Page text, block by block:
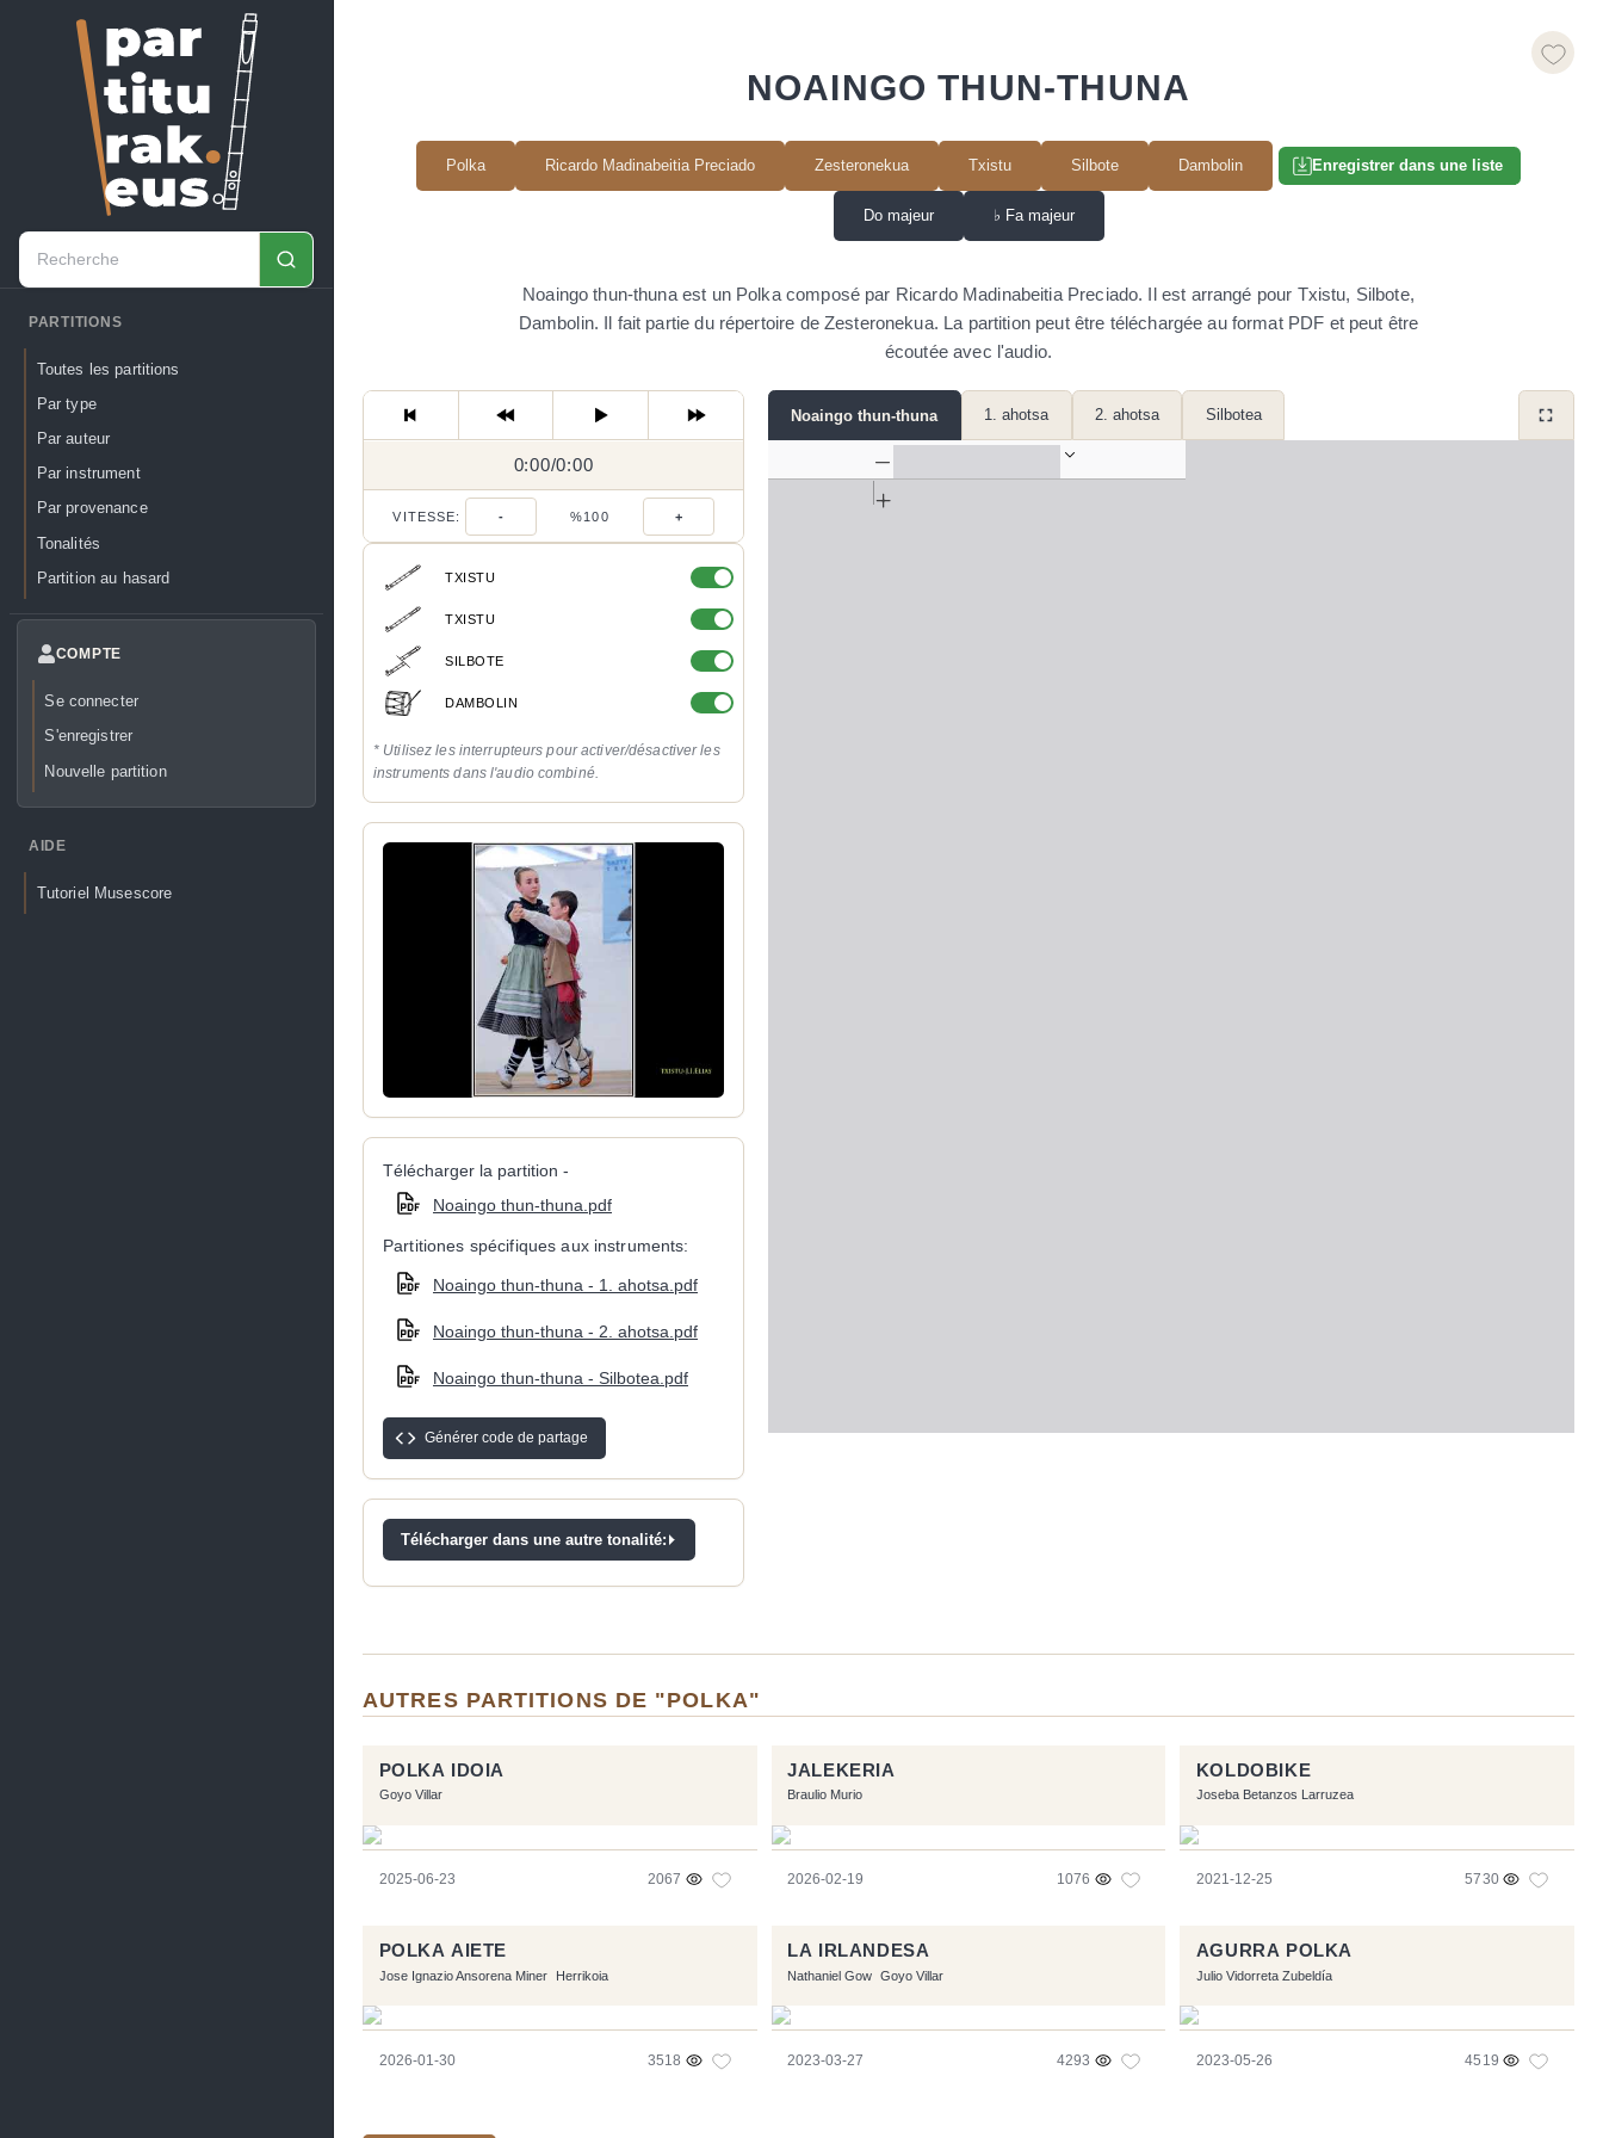
PARTITIONS
Toutes les partitions
Par type
Par auteur
Par instrument
Par provenance
Tonalités
Partition au hasard
COMPTE
Se connecter
S'enregistrer
Nouvelle partition
AIDE
Tutoriel Musescore
NOAINGO THUN-THUNA
Polka Ricardo Madinabeitia Preciado Zesteronekua Txistu Silbote Dambolin Enregistrer dans une liste
Do majeur ♭ Fa majeur
Noaingo thun-thuna est un Polka composé par Ricardo Madinabeitia Preciado. Il est arrangé pour Txistu, Silbote,
Dambolin. Il fait partie du répertoire de Zesteronekua. La partition peut être téléchargée au format PDF et peut être
écoutée avec l'audio.
0:00/
0:00/0:00
VITESSE: - %100 +
TXISTU
TXISTU
SILBOTE
DAMBOLIN
* Utilisez les interrupteurs pour activer/désactiver les
instruments dans l'audio combiné.
Télécharger la partition -
Noaingo thun-thuna.pdf
Partitiones spécifiques aux instruments:
Noaingo thun-thuna - 1. ahotsa.pdf
Noaingo thun-thuna - 2. ahotsa.pdf
Noaingo thun-thuna - Silbotea.pdf
Générer code de partage
Télécharger dans une autre tonalité:
Noaingo thun-thuna 1. ahotsa 2. ahotsa Silbotea
AUTRES PARTITIONS DE "POLKA"
POLKA IDOIA
Goyo Villar
2025-06-23 2067
JALEKERIA
Braulio Murio
2026-02-19 1076
KOLDOBIKE
Joseba Betanzos Larruzea
2021-12-25 5730
POLKA AIETE
Jose Ignazio Ansorena Miner Herrikoia
2026-01-30 3518
LA IRLANDESA
Nathaniel Gow Goyo Villar
2023-03-27 4293
AGURRA POLKA
Julio Vidorreta Zubeldía
2023-05-26 4519